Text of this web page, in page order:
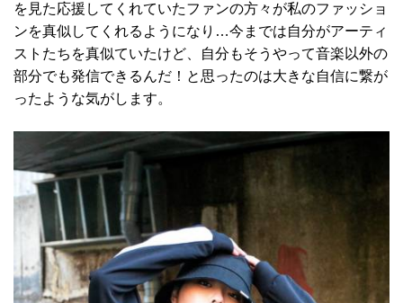
を見た応援してくれていたファンの方々が私のファッショ
ンを真似してくれるようになり…今までは自分がアーティ
ストたちを真似ていたけど、自分もそうやって音楽以外の
部分でも発信できるんだ！と思ったのは大きな自信に繋が
ったような気がします。